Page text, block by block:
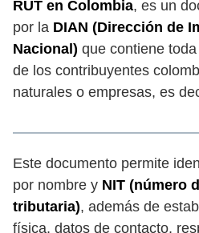
RUT en Colombia, es un
por la DIAN (Dirección de
Nacional) que contiene
de los contribuyentes
naturales o empresas, es
Este documento permite
por nombre y NIT (número
tributaria), además de
física, datos de contacto,